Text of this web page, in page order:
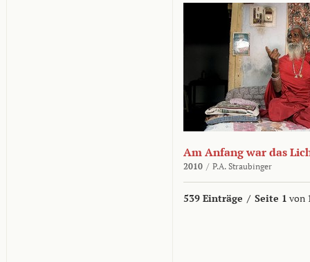
Am Anfang war das
2010 / P.A. Straubinger
539 Einträge / Seite 1 von